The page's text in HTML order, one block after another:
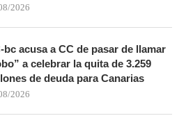
2026
bc acusa a CC de pasar de llamar
a celebrar la quita de 3.259
de deuda para Canarias
2026